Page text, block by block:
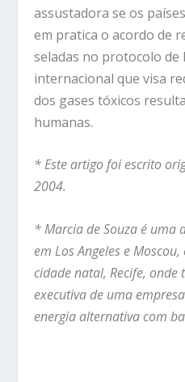
assustadora se os
em pratica o acordo de
seladas no protocolo de
internacional que visa
dos gases tóxicos
humanas.
* Este artigo foi escrito
2004.
* Marcia de Souza é uma
em Los Angeles e
cidade natal, Recife,
executiva de uma
energia alternativa com